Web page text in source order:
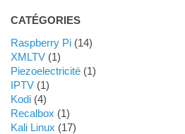
CATÉGORIES
Raspberry Pi(14)
XMLTV(1)
Piezoelectricité(1)
IPTV(1)
Kodi(4)
Recalbox (1)
Kali Linux (17)